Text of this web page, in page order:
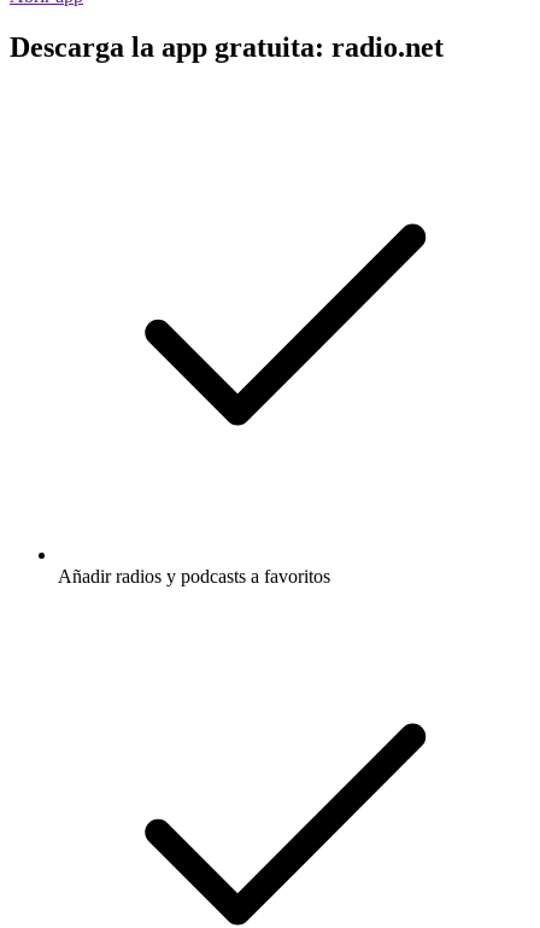
Descarga la app gratuita: radio.net
Añadir radios y podcasts a favoritos